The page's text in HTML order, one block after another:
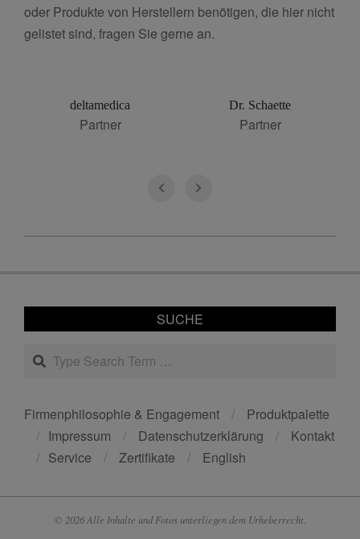
oder Produkte von Herstellern benötigen, die hier nicht
gelistet sind, fragen Sie gerne an.
deltamedica
Partner
Dr. Schaette
Partner
SUCHE
Search
Firmenphilosophie & Engagement
Produktpalette
Impressum
Datenschutzerklärung
Kontakt
Service
Zertifikate English
© 2026 Alle Inhalte und Fotos unterliegen dem Urheberrecht.